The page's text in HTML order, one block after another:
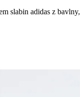
slabin adidas z